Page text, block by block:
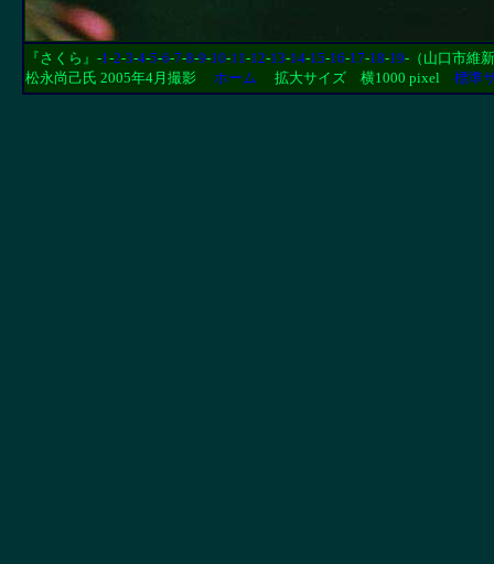
『さくら』-1-2-3-4-5-6-7-8-9-10-11-12-13-14-15-16-17-18-19-（山口市維
松永尚己氏 2005年4月撮影 ホーム 拡大サイズ 横1000 pixel 標準